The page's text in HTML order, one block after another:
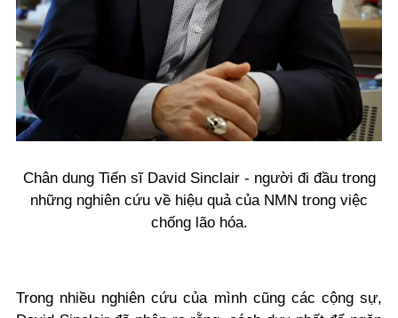
Chân dung Tiến sĩ David Sinclair - người đi đầu trong
những nghiên cứu về hiệu quả của NMN trong việc
chống lão hóa.
Trong nhiều nghiên cứu của mình cũng các cộng sự,